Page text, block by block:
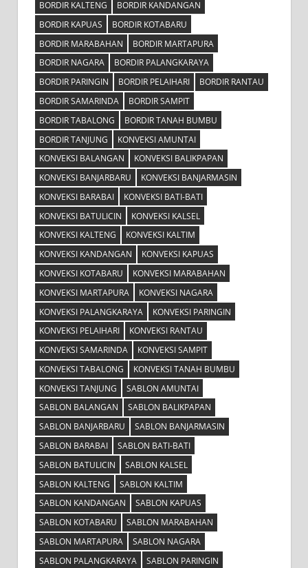
BORDIR KALTENG
BORDIR KANDANGAN
BORDIR KAPUAS
BORDIR KOTABARU
BORDIR MARABAHAN
BORDIR MARTAPURA
BORDIR NAGARA
BORDIR PALANGKARAYA
BORDIR PARINGIN
BORDIR PELAIHARI
BORDIR RANTAU
BORDIR SAMARINDA
BORDIR SAMPIT
BORDIR TABALONG
BORDIR TANAH BUMBU
BORDIR TANJUNG
KONVEKSI AMUNTAI
KONVEKSI BALANGAN
KONVEKSI BALIKPAPAN
KONVEKSI BANJARBARU
KONVEKSI BANJARMASIN
KONVEKSI BARABAI
KONVEKSI BATI-BATI
KONVEKSI BATULICIN
KONVEKSI KALSEL
KONVEKSI KALTENG
KONVEKSI KALTIM
KONVEKSI KANDANGAN
KONVEKSI KAPUAS
KONVEKSI KOTABARU
KONVEKSI MARABAHAN
KONVEKSI MARTAPURA
KONVEKSI NAGARA
KONVEKSI PALANGKARAYA
KONVEKSI PARINGIN
KONVEKSI PELAIHARI
KONVEKSI RANTAU
KONVEKSI SAMARINDA
KONVEKSI SAMPIT
KONVEKSI TABALONG
KONVEKSI TANAH BUMBU
KONVEKSI TANJUNG
SABLON AMUNTAI
SABLON BALANGAN
SABLON BALIKPAPAN
SABLON BANJARBARU
SABLON BANJARMASIN
SABLON BARABAI
SABLON BATI-BATI
SABLON BATULICIN
SABLON KALSEL
SABLON KALTENG
SABLON KALTIM
SABLON KANDANGAN
SABLON KAPUAS
SABLON KOTABARU
SABLON MARABAHAN
SABLON MARTAPURA
SABLON NAGARA
SABLON PALANGKARAYA
SABLON PARINGIN